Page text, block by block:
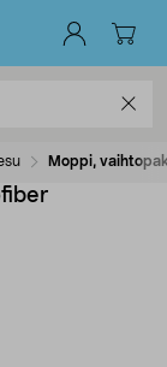
Moppi,